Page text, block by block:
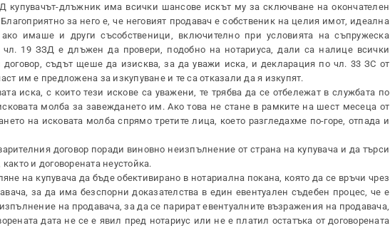
длъжник има всички шансове искът му за сключване на окончателен
за него е, че неговият продавач е собственик на целия имот, идеална
имаше и други съсобственици, включително при условията на съпружеска
19 ЗЗД е длъжен да провери, подобно на нотариуса, дали са налице всички
съдът щеше да изисква, за да уважи иска, и декларация по чл. 33 ЗС от
им е предложена за изкупуване и те са отказали да я изкупят.
иска, с които тези искове са уважени, те трябва да се отбележат в службата по
молба за завеждането им. Ако това не стане в рамките на шест месеца от
на исковата молба спрямо третите лица, което разгледахме по-горе, отпада и
договор поради виновно неизпълнение от страна на купувача и да търси
и договорената неустойка.
на купувача да бъде обективирано в нотариална покана, която да се връчи чрез
за да има безспорни доказателства в един евентуален съдебен процес, че е
на продавача, за да се парират евентуалните възражения на продавача,
дата не се е явил пред нотариус или не е платил остатъка от договорената